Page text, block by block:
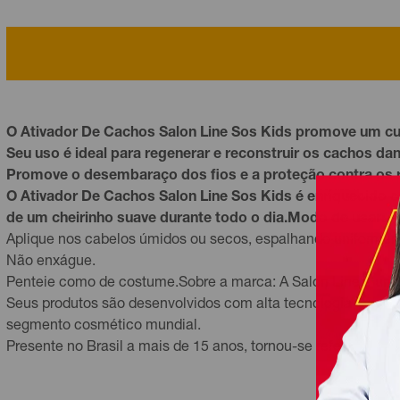
O Ativador De Cachos Salon Line Sos Kids promove um
Seu uso é ideal para regenerar e reconstruir os cachos
Promove o desembaraço dos fios e a proteção contra os
O Ativador De Cachos Salon Line Sos Kids é
de um cheirinho suave durante todo o dia.Modo de usar:
Aplique nos cabelos úmidos ou secos, espalhando
Não enxágue.
Penteie como de costume.Sobre a marca: A Salon Line é
Seus produtos são desenvolvidos com alta tecnologia e a
segmento cosmético mundial.
Presente no Brasil a mais de 15 anos, tornou-se referência